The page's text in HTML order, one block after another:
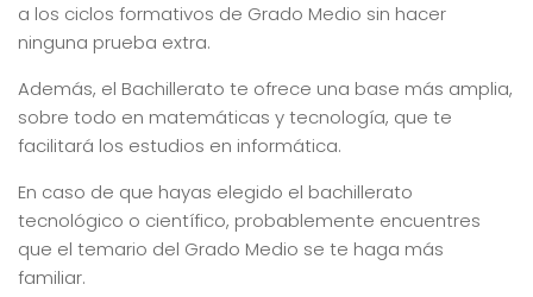
a los ciclos formativos de Grado Medio sin hacer
ninguna prueba extra.
Además, el Bachillerato te ofrece una base más amplia,
sobre todo en matemáticas y tecnología, que te
facilitará los estudios en informática.
En caso de que hayas elegido el bachillerato
tecnológico o científico, probablemente encuentres
que el temario del Grado Medio se te haga más
familiar.